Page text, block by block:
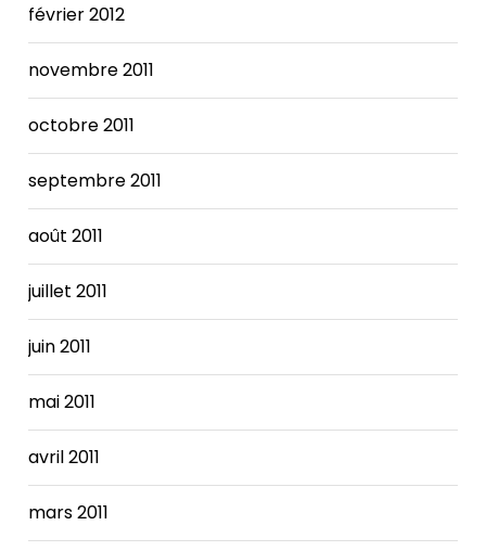
février 2012
novembre 2011
octobre 2011
septembre 2011
août 2011
juillet 2011
juin 2011
mai 2011
avril 2011
mars 2011